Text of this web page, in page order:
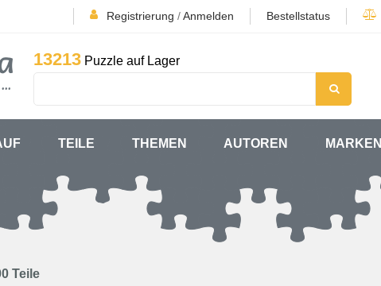
Registrierung /Anmelden Bestellstatus
13213 Puzzle auf Lager
TEILE THEMEN AUTOREN MARKEN
Teile